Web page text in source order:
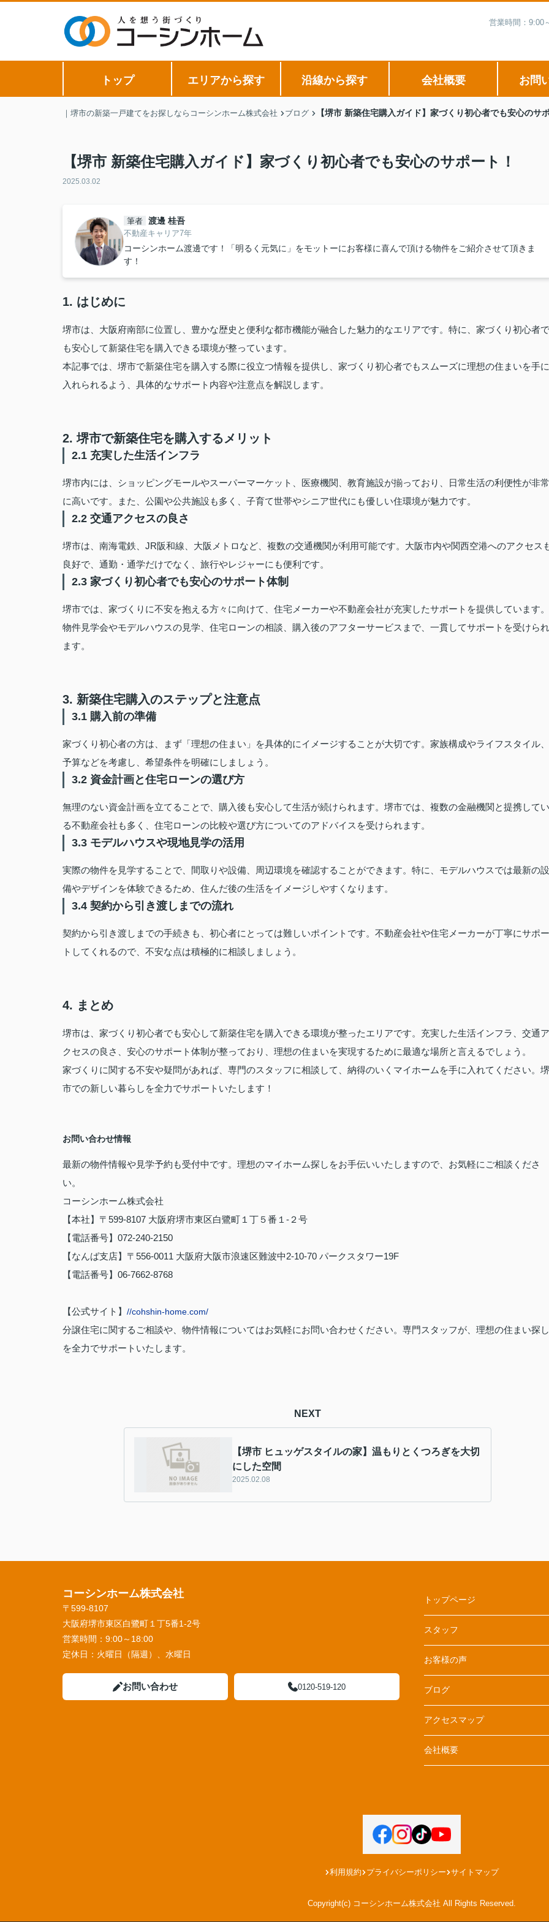
営業時間：9:00
トップ エリアから探す 沿線から探す 会社概要 お問
｜堺市の新築一戸建てをお探しならコーシンホーム株式会社 ブログ 【堺市 新築住宅購入ガイド】家づくり初心者でも安心のサ
【堺市 新築住宅購入ガイド】家づくり初心者でも安心のサポート！
2025.03.02
筆者 渡邊 桂吾
不動産キャリア7年
コーシンホーム渡邊です！「明るく元気に」をモットーにお客様に喜んで頂ける物件をご紹介させて頂きま
す！
1. はじめに
堺市は、大阪府南部に位置し、豊かな歴史と便利な都市機能が融合した魅力的なエリアです。特に、家づくり初心者で
も安心して新築住宅を購入できる環境が整っています。
本記事では、堺市で新築住宅を購入する際に役立つ情報を提供し、家づくり初心者でもスムーズに理想の住まいを手に
入れられるよう、具体的なサポート内容や注意点を解説します。
2. 堺市で新築住宅を購入するメリット
2.1 充実した生活インフラ
堺市内には、ショッピングモールやスーパーマーケット、医療機関、教育施設が揃っており、日常生活の利便性が非常
に高いです。また、公園や公共施設も多く、子育て世帯やシニア世代にも優しい住環境が魅力です。
2.2 交通アクセスの良さ
堺市は、南海電鉄、JR阪和線、大阪メトロなど、複数の交通機関が利用可能です。大阪市内や関西空港へのアクセス
良好で、通勤・通学だけでなく、旅行やレジャーにも便利です。
2.3 家づくり初心者でも安心のサポート体制
堺市では、家づくりに不安を抱える方々に向けて、住宅メーカーや不動産会社が充実したサポートを提供しています。
物件見学会やモデルハウスの見学、住宅ローンの相談、購入後のアフターサービスまで、一貫してサポートを受けられ
ます。
3. 新築住宅購入のステップと注意点
3.1 購入前の準備
家づくり初心者の方は、まず「理想の住まい」を具体的にイメージすることが大切です。家族構成やライフスタイル、
予算などを考慮し、希望条件を明確にしましょう。
3.2 資金計画と住宅ローンの選び方
無理のない資金計画を立てることで、購入後も安心して生活が続けられます。堺市では、複数の金融機関と提携してい
る不動産会社も多く、住宅ローンの比較や選び方についてのアドバイスを受けられます。
3.3 モデルハウスや現地見学の活用
実際の物件を見学することで、間取りや設備、周辺環境を確認することができます。特に、モデルハウスでは最新の設
備やデザインを体験できるため、住んだ後の生活をイメージしやすくなります。
3.4 契約から引き渡しまでの流れ
契約から引き渡しまでの手続きも、初心者にとっては難しいポイントです。不動産会社や住宅メーカーが丁寧にサポー
トしてくれるので、不安な点は積極的に相談しましょう。
4. まとめ
堺市は、家づくり初心者でも安心して新築住宅を購入できる環境が整ったエリアです。充実した生活インフラ、交通ア
クセスの良さ、安心のサポート体制が整っており、理想の住まいを実現するために最適な場所と言えるでしょう。
家づくりに関する不安や疑問があれば、専門のスタッフに相談して、納得のいくマイホームを手に入れてください。堺
市での新しい暮らしを全力でサポートいたします！
お問い合わせ情報
最新の物件情報や見学予約も受付中です。理想のマイホーム探しをお手伝いいたしますので、お気軽にご相談くださ
い。
コーシンホーム株式会社
【本社】〒599-8107 大阪府堺市東区白鷺町１丁５番１-２号
【電話番号】072-240-2150
【なんば支店】〒556-0011 大阪府大阪市浪速区難波中2-10-70 パークスタワー19F
【電話番号】06-7662-8768
【公式サイト】 //cohshin-home.com/
分譲住宅に関するご相談や、物件情報についてはお気軽にお問い合わせください。専門スタッフが、理想の住まい探し
を全力でサポートいたします。
NEXT
【堺市 ヒュッゲスタイルの家】温もりとくつろぎを大切
にした空間
2025.02.08
コーシンホーム株式会社
〒599-8107
大阪府堺市東区白鷺町１丁5番1‐2号
営業時間： 9:00～18:00
定休日： 火曜日（隔週）、水曜日
お問い合わせ 0120-519-120
トップページ
スタッフ
お客様の声
ブログ
アクセスマップ
会社概要
利用規約 プライバシーポリシー サイトマップ
Copyright(c) コーシンホーム株式会社 All Rights Reserved.